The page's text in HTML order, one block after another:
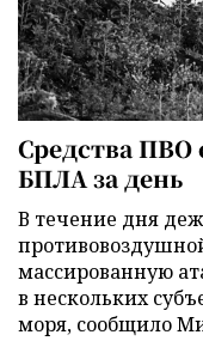
Средства ПВО
БПЛА за день
В течение дня
массированную
в нескольких
моря, сообщило